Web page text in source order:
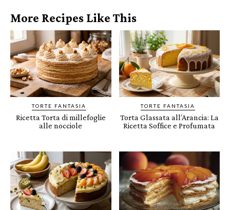
More Recipes Like This
TORTE FANTASIA
Ricetta Torta di millefoglie
alle nocciole
TORTE FANTASIA
Torta Glassata all’Arancia: La
Ricetta Soffice e Profumata